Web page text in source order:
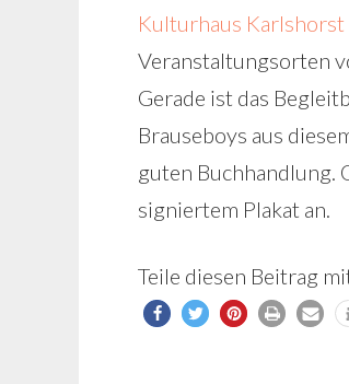
Kulturhaus Karlshorst
Veranstaltungsorten
Gerade ist das
Brauseboys aus
guten Buchhandlung.
signiertem Plakat an.
Teile diesen Beitrag